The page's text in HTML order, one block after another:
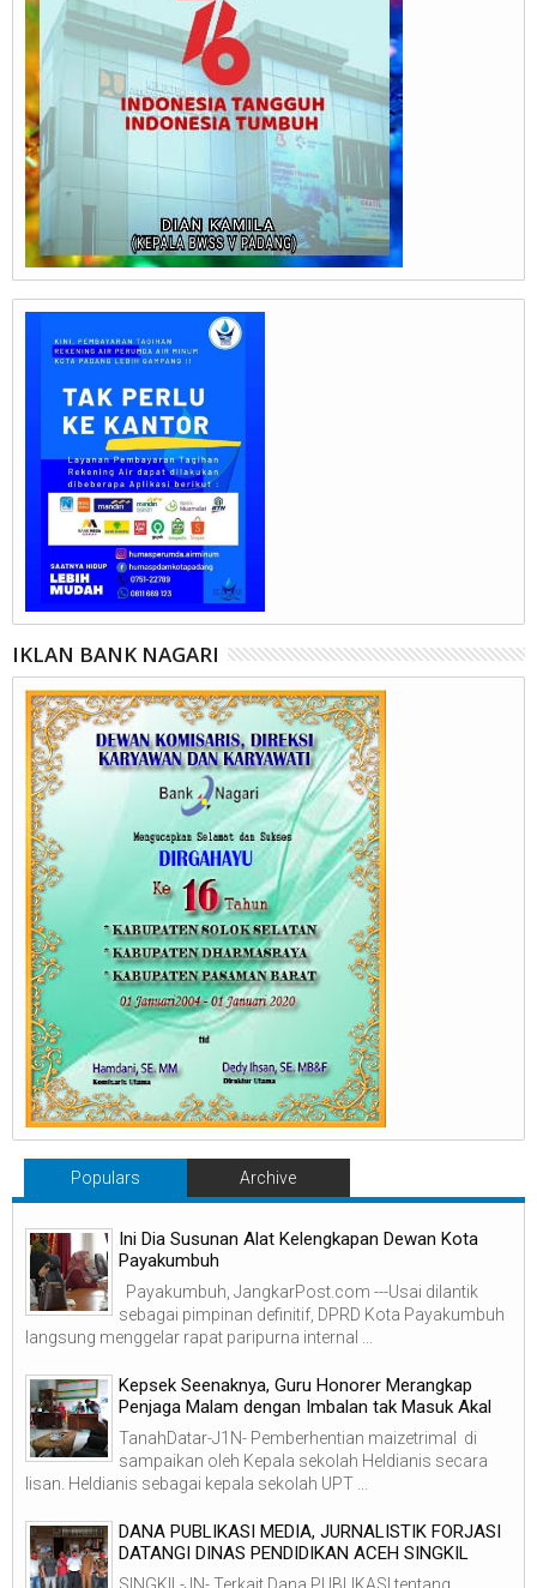
IKLAN BANK NAGARI
Populars Archive
Ini Dia Susunan Alat Kelengkapan Dewan Kota
Payakumbuh
Payakumbuh, JangkarPost.com ---Usai dilantik
sebagai pimpinan definitif, DPRD Kota Payakumbuh
langsung menggelar rapat paripurna internal ...
Kepsek Seenaknya, Guru Honorer Merangkap
Penjaga Malam dengan Imbalan tak Masuk Akal
TanahDatar-J1N- Pemberhentian maizetrimal di
sampaikan oleh Kepala sekolah Heldianis secara
lisan. Heldianis sebagai kepala sekolah UPT ...
DANA PUBLIKASI MEDIA, JURNALISTIK FORJASI
DATANGI DINAS PENDIDIKAN ACEH SINGKIL
SINGKIL-JN- Terkait Dana PUBLIKASI tentang